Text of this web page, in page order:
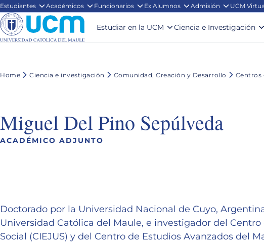
Estudiantes Académicos Funcionarios Ex Alumnos Admisión UCM
Estudiar en la UCM Ciencia e Investigación
Home Ciencia e investigación Comunidad, Creación y Desarrollo Centros
Miguel Del Pino Sepúlveda
ACADÉMICO ADJUNTO
Doctorado por la Universidad Nacional de Cuyo,
Universidad Católica del Maule, e investigador del
Social (CIEJUS) y del Centro de Estudios Avanzados del